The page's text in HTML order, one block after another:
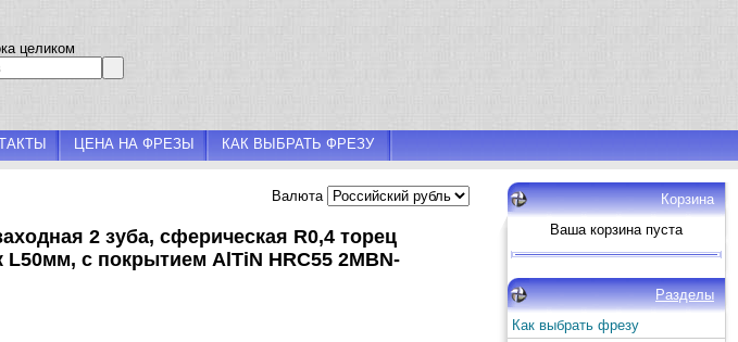
целиком
ЦЕНА НА ФРЕЗЫ КАК ВЫБРАТЬ ФРЕЗУ
Валюта
2 зуба, сферическая R0,4 торец
с покрытием AlTiN HRC55 2MBN-
Корзина
Ваша корзина пуста
Разделы
Как выбрать фрезу